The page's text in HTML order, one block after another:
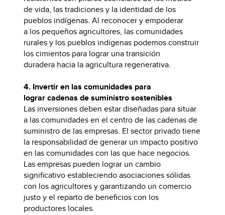
de vida, las tradiciones y la identidad de los
pueblos indígenas. Al reconocer y empoderar
a los pequeños agricultores, las comunidades
rurales y los pueblos indígenas podemos construir
los cimientos para lograr una transición
duradera hacia la agricultura regenerativa.
4. Invertir en las comunidades para
lograr cadenas de suministro sostenibles
Las inversiones deben estar diseñadas para situar
a las comunidades en el centro de las cadenas de
suministro de las empresas. El sector privado tiene
la responsabilidad de generar un impacto positivo
en las comunidades con las que hace negocios.
Las empresas pueden lograr un cambio
significativo estableciendo asociaciones sólidas
con los agricultores y garantizando un comercio
justo y el reparto de beneficios con los
productores locales.